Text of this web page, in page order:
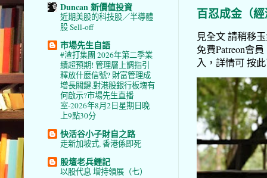
百忍成金（
見全文 請稍移
免費Patreon會
入，詳情可 按
Duncan 新價值投資
近期美股的科技股／半導體
股 Sell-off
市場先生自語
#渣打集團 2026年第二季業
績超預期! 管理層上調指引
釋放什麼信號? 財富管理成
增長關鍵,對港股銀行板塊有
何啟示?市場先生直播
室-2026年8月2日星期日晚
上9點30分
快活谷小子財自之路
走新加坡式, 香港係即死
股壇老兵鍾記
以股代息 增持領展（七）